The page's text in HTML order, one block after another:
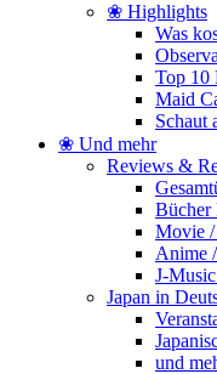
❀ Highlights
Was
Top 10
Maid
Schaut
❀ Und mehr
Reviews &
Bücher
Movie /
Anime
J-
Japan in
und